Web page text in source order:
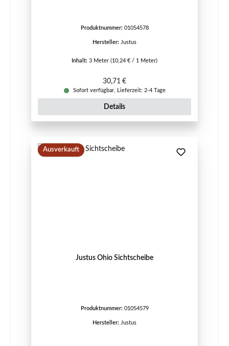
Produktnummer: 01054578
Hersteller: Justus
Inhalt: 3 Meter (10,24 € / 1 Meter)
Regulärer Preis:
30,71 €
Sofort verfügbar, Lieferzeit: 2-4 Tage
Details
Ausverkauft
Justus Ohio Sichtscheibe
Produktnummer: 01054579
Hersteller: Justus